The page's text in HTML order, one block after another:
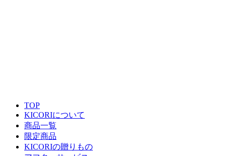
TOP
KICORIについて
商品一覧
限定商品
KICORIの贈りもの